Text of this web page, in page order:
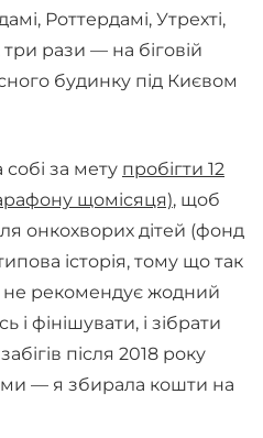
Роттердамі, Утрехті,
рази — на біговій
будинку під Києвом
собі за мету пробігти 12
щомісяця), щоб
онкохворих дітей (фонд
історія, тому що так
не рекомендує жодний
і фінішувати, і зібрати
після 2018 року
— я збирала кошти на